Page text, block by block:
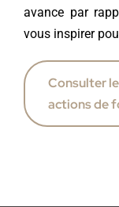
avance par
vous inspirer
Consulter
actions de